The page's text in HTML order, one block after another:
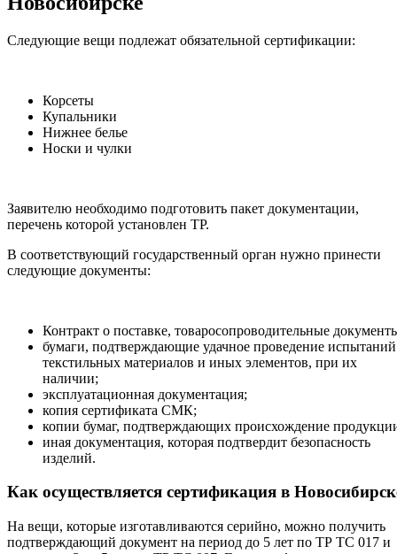
Следующие вещи подлежат обязательной сертификации:
Корсеты
Купальники
Нижнее белье
Носки и чулки
Заявителю необходимо подготовить пакет документации,
перечень которой установлен ТР.
В соответствующий государственный орган нужно принести
следующие документы:
Контракт о поставке, товаросопроводительные
бумаги, подтверждающие удачное проведение испытаний
текстильных материалов и иных элементов, при их
наличии;
эксплуатационная документация;
копия сертификата СМК;
копии бумаг, подтверждающих происхождение
иная документация, которая подтвердит безопасность
изделий.
Как осуществляется сертификация в
На вещи, которые изготавливаются серийно, можно получить
подтверждающий документ на период до 5 лет по ТР ТС 017 и